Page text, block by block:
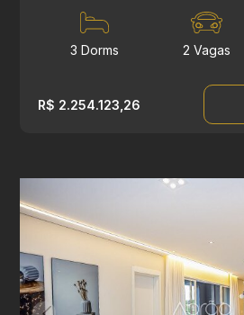
3 Dorms 2 Vagas
R$ 2.254.123,26